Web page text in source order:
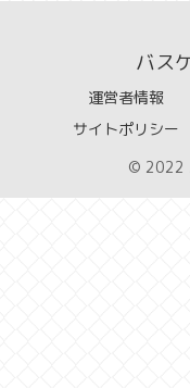
バス
運営者情報
サイトポリシー
© 2022